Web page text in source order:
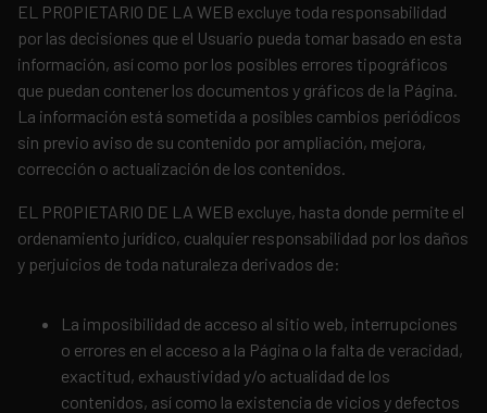
EL PROPIETARIO DE LA WEB excluye toda responsabilidad
por las decisiones que el Usuario pueda tomar basado en esta
información, así como por los posibles errores tipográficos
que puedan contener los documentos y gráficos de la Página.
La información está sometida a posibles cambios periódicos
sin previo aviso de su contenido por ampliación, mejora,
corrección o actualización de los contenidos.
EL PROPIETARIO DE LA WEB excluye, hasta donde permite el
ordenamiento jurídico, cualquier responsabilidad por los daños
y perjuicios de toda naturaleza derivados de:
La imposibilidad de acceso al sitio web, interrupciones
o errores en el acceso a la Página o la falta de veracidad,
exactitud, exhaustividad y/o actualidad de los
contenidos, así como la existencia de vicios y defectos